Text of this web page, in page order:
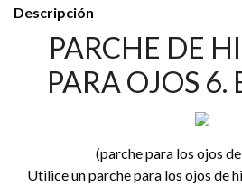
Descripción
PARCHE DE
PARA OJOS 6.
(parche para los ojos
Utilice un parche para los ojos de